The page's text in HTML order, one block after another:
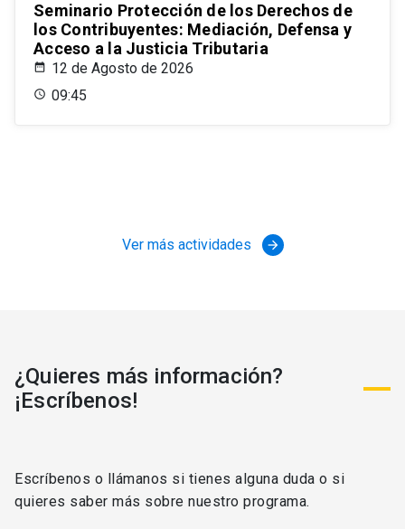
Seminario Protección de los Derechos de
los Contribuyentes: Mediación, Defensa y
Acceso a la Justicia Tributaria
12 de Agosto de 2026
09:45
Ver más actividades arrow_forward
¿Quieres más información?
¡Escríbenos!
Escríbenos o llámanos si tienes alguna duda o si
quieres saber más sobre nuestro programa.